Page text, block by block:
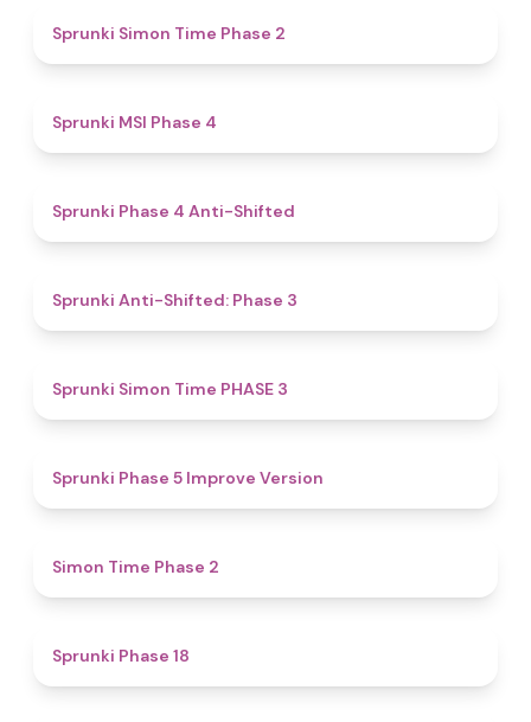
Sprunki Simon Time Phase 2
Sprunki MSI Phase 4
Sprunki Phase 4 Anti-Shifted
Sprunki Anti-Shifted: Phase 3
Sprunki Simon Time PHASE 3
Sprunki Phase 5 Improve Version
Simon Time Phase 2
Sprunki Phase 18